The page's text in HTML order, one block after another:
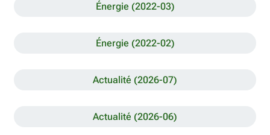
Énergie (2022-03)
Énergie (2022-02)
Actualité (2026-07)
Actualité (2026-06)